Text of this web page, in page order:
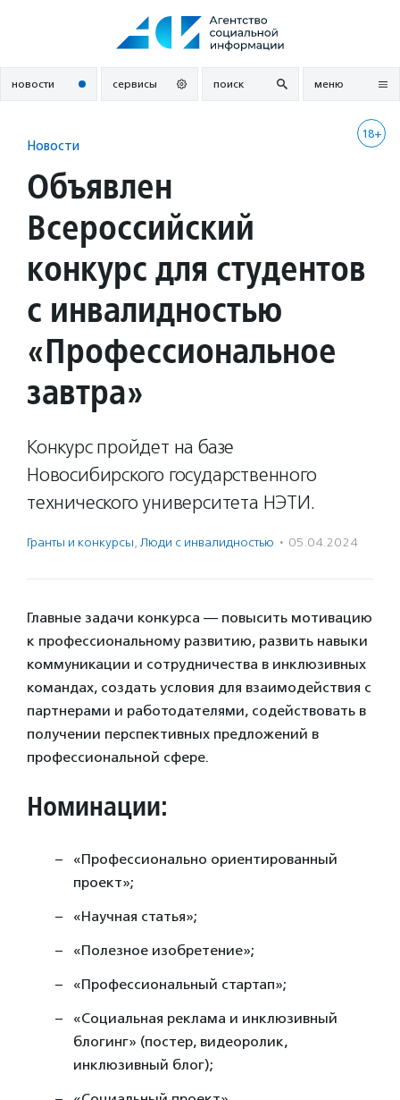
новости сервисы поиск меню
18+
Новости
Объявлен
Всероссийский
конкурс для студентов
с инвалидностью
«Профессиональное
завтра»
Конкурс пройдет на базе
Новосибирского государственного
технического университета НЭТИ.
Гранты и конкурсы, Люди с инвалидностью · 05.04.2024
Главные задачи конкурса — повысить мотивацию
к профессиональному развитию, развить навыки
коммуникации и сотрудничества в инклюзивных
командах, создать условия для взаимодействия с
партнерами и работодателями, содействовать в
получении перспективных предложений в
профессиональной сфере.
Номинации:
«Профессионально ориентированный
проект»;
«Научная статья»;
«Полезное изобретение»;
«Профессиональный стартап»;
«Социальная реклама и инклюзивный
блогинг» (постер, видеоролик,
инклюзивный блог);